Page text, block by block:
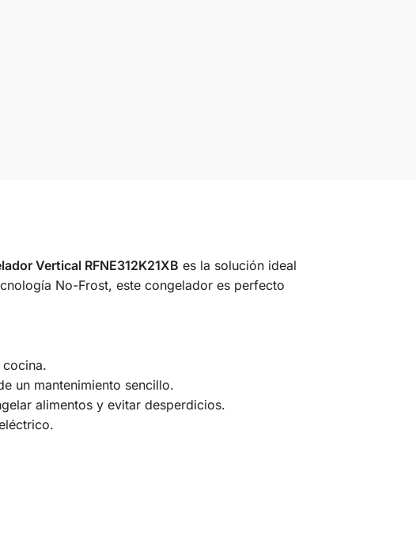
Vertical RFNE312K21XB es la solución ideal
No-Frost, este congelador es perfecto
un mantenimiento sencillo.
alimentos y evitar desperdicios.